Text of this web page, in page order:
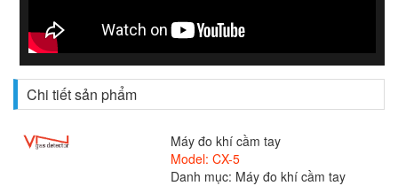
Chi tiết sản phẩm
Máy đo khí cầm tay
Model: CX-5
Danh mục: Máy đo khí cầm tay